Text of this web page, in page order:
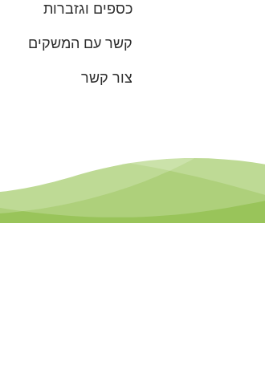
כספים וגזברות
קשר עם המשקים
צור קשר